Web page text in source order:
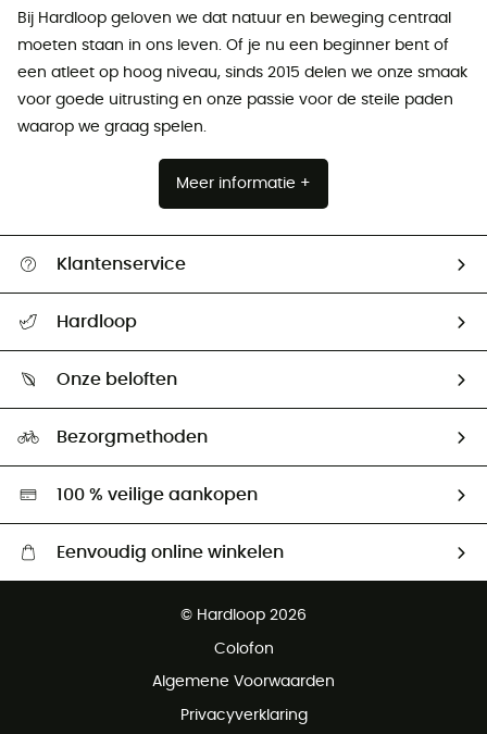
Bij Hardloop geloven we dat natuur en beweging centraal
moeten staan ​​in ons leven. Of je nu een beginner bent of
een atleet op hoog niveau, sinds 2015 delen we onze smaak
voor goede uitrusting en onze passie voor de steile paden
waarop we graag spelen.
Meer informatie +
Klantenservice
Retourzendingen & Terugbetalingen
Hardloop
Ambassadeurs
Onze beloften
Hardgreen
Bezorgmethoden
100 % veilige aankopen
Eenvoudig online winkelen
Gratis retourneren binnen 100 dagen
© Hardloop 2026
Colofon
Algemene Voorwaarden
Privacyverklaring